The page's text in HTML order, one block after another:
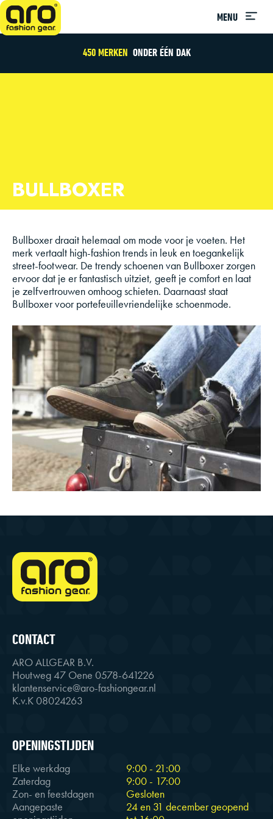
MENU
450 MERKEN ONDER ÉÉN DAK
BULLBOXER
Bullboxer draait helemaal om mode voor je voeten. Het
merk vertaalt high-fashion trends in leuk en toegankelijk
street-footwear. De trendy schoenen van Bullboxer zorgen
ervoor dat je er fantastisch uitziet, geeft je comfort en laat
je zelfvertrouwen omhoog schieten. Daarnaast staat
Bullboxer voor portefeuillevriendelijke schoenmode.
CONTACT
ARO ALLGEAR B.V.
Houtweg 47 Oene 0578-641226
klantenservice@aro-fashiongear.nl
K.v.K 08024263
OPENINGSTIJDEN
Elke werkdag
9:00 - 21:00
Zaterdag
9:00 - 17:00
Zon- en feestdagen
Gesloten
Aangepaste
24 en 31 december geopend